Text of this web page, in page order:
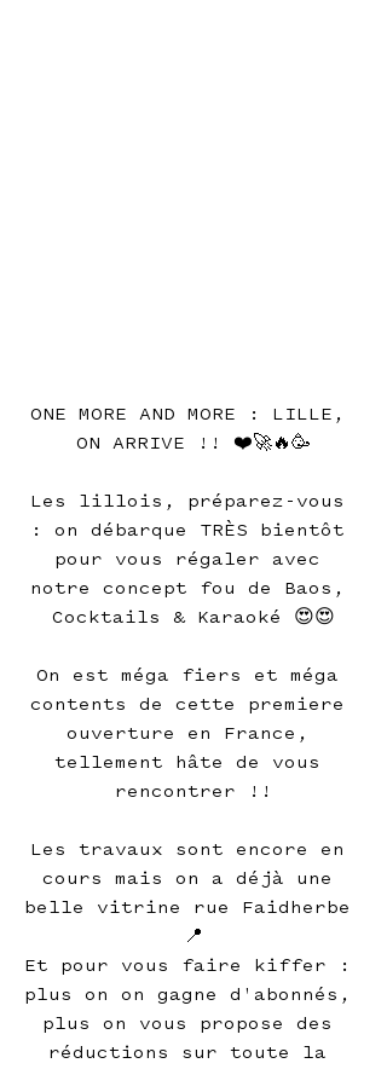
ONE MORE AND MORE : LILLE,
ON ARRIVE !! ❤️🚀🔥🥳
Les lillois, préparez-vous
: on débarque TRÈS bientôt
pour vous régaler avec
notre concept fou de Baos,
Cocktails & Karaoké 😍😍
On est méga fiers et méga
contents de cette premiere
ouverture en France,
tellement hâte de vous
rencontrer !!
Les travaux sont encore en
cours mais on a déjà une
belle vitrine rue Faidherbe
📍
Et pour vous faire kiffer :
plus on on gagne d'abonnés,
plus on vous propose des
réductions sur toute la